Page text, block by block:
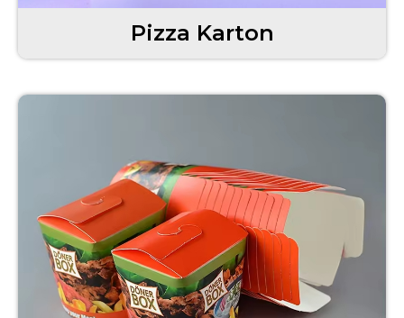
Pizza Karton